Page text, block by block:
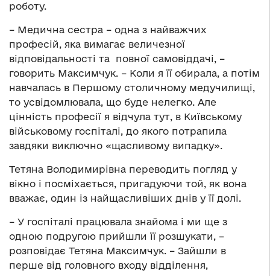
роботу.
– Медична сестра – одна з найважчих
професій, яка вимагає величезної
відповідальності та повної самовіддачі, –
говорить Максимчук. – Коли я її обирала, а потім
навчалась в Першому столичному медучилищі,
то усвідомлювала, що буде нелегко. Але
цінність професії я відчула тут, в Київському
військовому госпіталі, до якого потрапила
завдяки виключно «щасливому випадку».
Тетяна Володимирівна переводить погляд у
вікно і посміхається, пригадуючи той, як вона
вважає, один із найщасливіших днів у її долі.
– У госпіталі працювала знайома і ми ще з
одною подругою прийшли її розшукати, –
розповідає Тетяна Максимчук. – Зайшли в
перше від головного входу відділення,